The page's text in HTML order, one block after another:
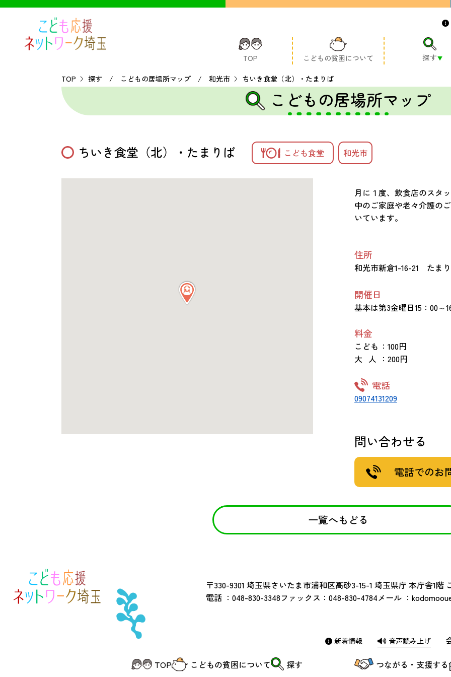
TOP こどもの貧困について 探す
TOP 探す / こどもの居場所マップ / 和光市 ちいき食堂（北）・たまりば
こどもの居場所マップ
ちいき食堂（北）・たまりば こども食堂 和光市
月に１度、飲食店のスタ
中のご家庭や老々介護の
いています。
住所
和光市新倉1-16-21 たま
開催日
基本は第3金曜日15：00～
料金
こども ：100円
大 人 ：200円
電話
09074131209
問い合わせる
電話でのお
一覧へもどる
〒330-9301 埼玉県さいたま市浦和区高砂3-15-1 埼玉県庁 本庁舎1階
電話 ： 048-830-3348ファックス： 048-830-4784メール ：
新着情報 音声読み上げ
TOP こどもの貧困について 探す つながる・支援する